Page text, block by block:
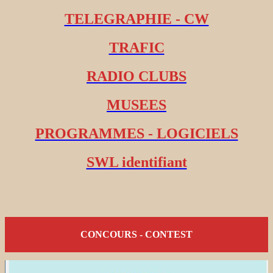
TELEGRAPHIE - CW
TRAFIC
RADIO CLUBS
MUSEES
PROGRAMMES - LOGICIELS
SWL identifiant
CONCOURS - CONTEST